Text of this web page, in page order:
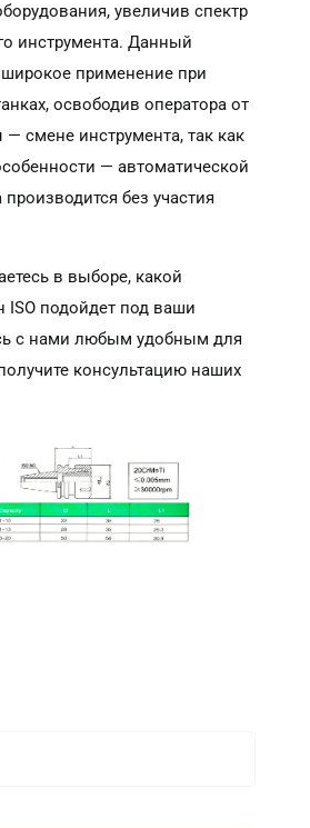
увеличив спектр
инструмента. Данный
широкое применение при
освободив оператора от
— смене инструмента, так как
— автоматической
без участия
в выборе, какой
ISO подойдет под ваши
с нами любым удобным для
консультацию наших